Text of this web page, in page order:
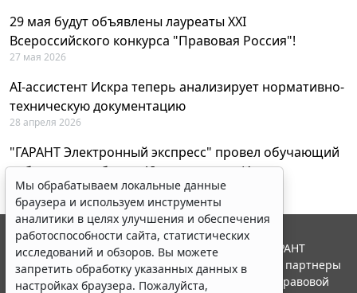
29 мая будут объявлены лауреаты XXI
Всероссийского конкурса "Правовая Россия"!
27 мая 2026
AI-ассистент Искра теперь анализирует нормативно-
техническую документацию
28 апреля 2026
"ГАРАНТ Электронный экспресс" провел обучающий
вебинар по работе с AI-ассистентом Искра
23 апреля 2026
Мы обрабатываем локальные данные
браузера и используем инструменты
аналитики в целях улучшения и обеспечения
работоспособности сайта, статистических
исследований и обзоров. Вы можете
запретить обработку указанных данных в
настройках браузера. Пожалуйста,
© ООО "НПП "ГАРАНТ-СЕРВИС", 2026. Система ГАРАНТ
выпускается с 1990 года. Компания "Гарант" и ее партнеры
являются участниками Российской ассоциации правовой